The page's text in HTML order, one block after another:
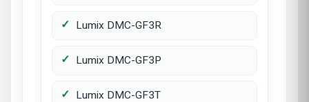
Lumix DMC-GF3R
Lumix DMC-GF3P
Lumix DMC-GF3T